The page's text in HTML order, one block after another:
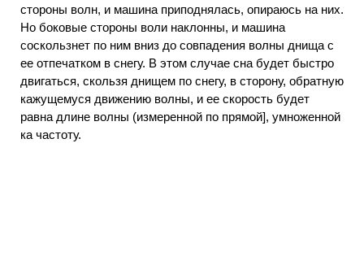
стороны волн, и машина приподнялась, опираюсь на них.
Но боковые стороны воли наклонны, и машина
соскользнет по ним вниз до совпадения волны днища с
ее отпечатком в снегу. В этом случае сна будет быстро
двигаться, скользя днищем по снегу, в сторону, обратную
кажущемуся движению волны, и ее скорость будет
равна длине волны (измеренной по прямой], умноженной
ка частоту.